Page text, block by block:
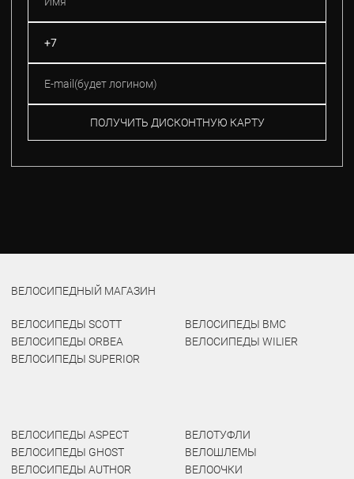
ПОЛУЧИТЬ ДИСКОНТНУЮ КАРТУ
ВЕЛОСИПЕДНЫЙ МАГАЗИН
ВЕЛОСИПЕДЫ SCOTT
ВЕЛОСИПЕДЫ ORBEA
ВЕЛОСИПЕДЫ SUPERIOR
ВЕЛОСИПЕДЫ BMC
ВЕЛОСИПЕДЫ WILIER
ВЕЛОСИПЕДЫ ASPECT
ВЕЛОСИПЕДЫ GHOST
ВЕЛОСИПЕДЫ AUTHOR
ВЕЛОТУФЛИ
ВЕЛОШЛЕМЫ
ВЕЛООЧКИ